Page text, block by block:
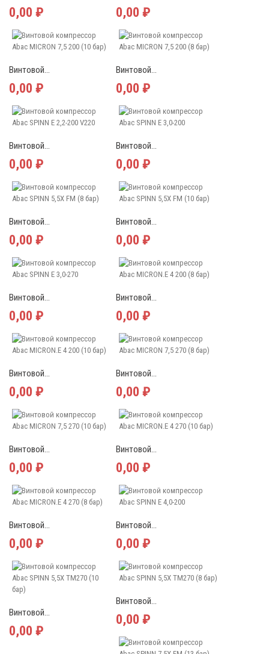
0,00 ₽ 0,00 ₽
Винтовой...
0,00 ₽
Винтовой...
0,00 ₽
Винтовой...
0,00 ₽
Винтовой...
0,00 ₽
Винтовой...
0,00 ₽
Винтовой...
0,00 ₽
Винтовой...
0,00 ₽
Винтовой...
0,00 ₽
Винтовой...
0,00 ₽
Винтовой...
0,00 ₽
Винтовой...
0,00 ₽
Винтовой...
0,00 ₽
Винтовой...
0,00 ₽
Винтовой...
0,00 ₽
Винтовой...
0,00 ₽
Винтовой...
0,00 ₽